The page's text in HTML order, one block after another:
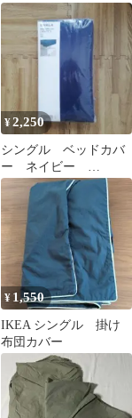
90x200x26cm
¥2,250
シングル ベッドカバ
ー ネイビー
90×200 IKEA
¥ 1,550
IKEA シングル 掛け
布団カバー